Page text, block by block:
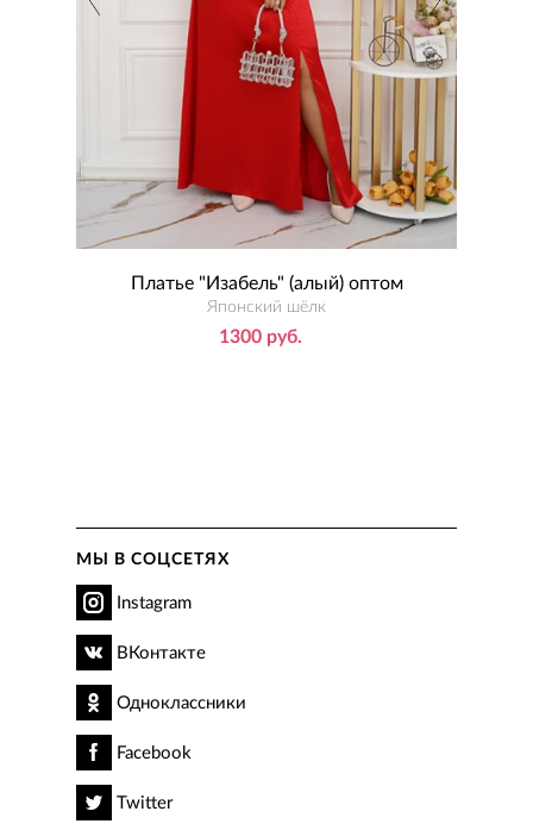
Платье "Изабель" (алый) оптом
Японский шёлк
1300 руб.
МЫ В СОЦСЕТЯХ
Instagram
ВКонтакте
Одноклассники
Facebook
Twitter